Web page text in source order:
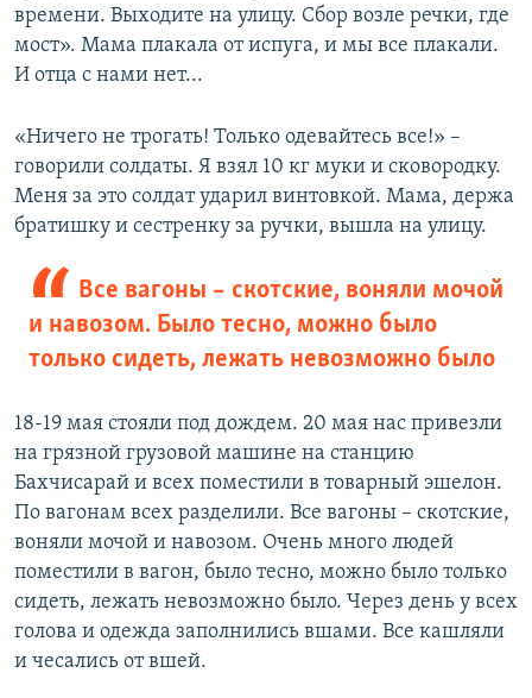
времени. Выходите на улицу. Сбор возле речки, где
мост». Мама плакала от испуга, и мы все плакали.
И отца с нами нет...
«Ничего не трогать! Только одевайтесь все!» –
говорили солдаты. Я взял 10 кг муки и сковородку.
Меня за это солдат ударил винтовкой. Мама, держа
братишку и сестренку за ручки, вышла на улицу.
Все вагоны – скотские, воняли мочой
и навозом. Было тесно, можно было
только сидеть, лежать невозможно было
18-19 мая стояли под дождем. 20 мая нас привезли
на грязной грузовой машине на станцию
Бахчисарай и всех поместили в товарный эшелон.
По вагонам всех разделили. Все вагоны – скотские,
воняли мочой и навозом. Очень много людей
поместили в вагон, было тесно, можно было только
сидеть, лежать невозможно было. Через день у всех
голова и одежда заполнились вшами. Все кашляли
и чесались от вшей.